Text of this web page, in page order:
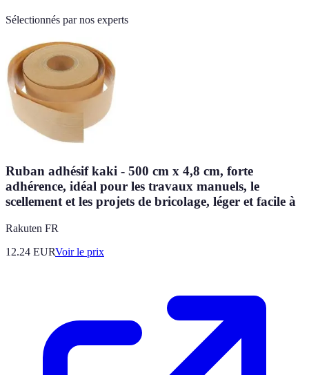
Sélectionnés par nos experts
Ruban adhésif kaki - 500 cm x 4,8 cm, forte
adhérence, idéal pour les travaux manuels, le
scellement et les projets de bricolage, léger et facile à
Rakuten FR
12.24 EURVoir le prix